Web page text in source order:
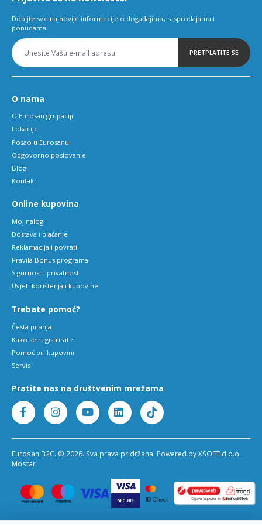
Dobijte sve najnovije informacije o događajima, rasprodajama i
ponudama.
PRETPLATITE SE
O nama
O Eurosan grupaciji
Lokacije
Posao u Eurosanu
Odgovorno poslovanje
Blog
Kontakt
Online kupovina
Moj nalog
Dostava i plaćanje
Reklamacija i povrati
Pravila Bonus programa
Sigurnost i privatnost
Uvjeti korištenja i kupovine
Trebate pomoć?
Česta pitanja
Kako se registrirati?
Pomoć pri kupovini
Servis
Pratite nas na društvenim mrežama
Eurosan B2C. © 2026. Sva prava pridržana. Powered by XSOFT d.o.o.
Mostar